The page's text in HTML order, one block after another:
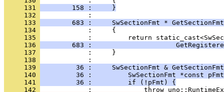
     131
        158 :     }
     132
     133
683 :     SwSectionFmt *
     134
     135
     136
683 :
     137
            :     }
     138
     139
36 :     SwSectionFmt &
     140
36 :         SwSectionFmt *const
     141
         36 :         if (!pFmt) {
     142